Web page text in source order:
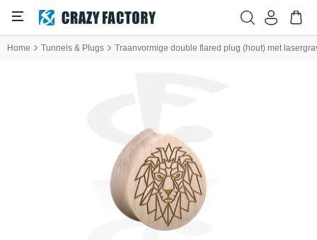
Home Tunnels & Plugs Traanvormige double flared plug (hout) met